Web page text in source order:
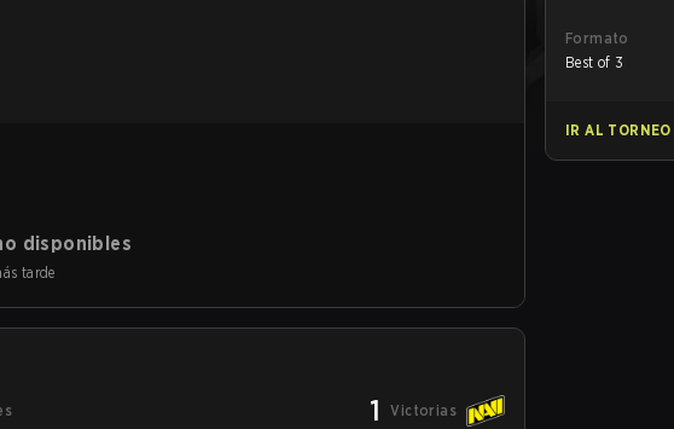
disponibles
tarde
1 Victorias
Formato
Best of 3
IR AL TORNEO